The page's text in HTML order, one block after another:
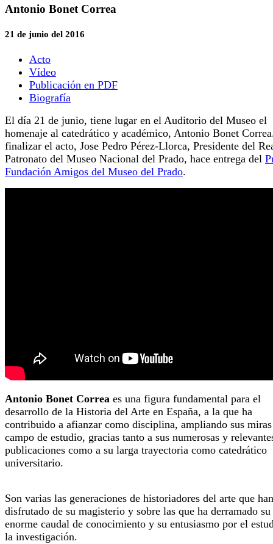
Antonio Bonet Correa
21 de junio del 2016
Acto
Vídeo
Publicación en PDF
Biografía
El día 21 de junio, tiene lugar en el Auditorio del Museo el
homenaje al catedrático y académico, Antonio Bonet
finalizar el acto, Jose Pedro Pérez-Llorca, Presidente del
Patronato del Museo Nacional del Prado, hace entrega del
Fundación Amigos del Museo del Prado.
Antonio Bonet Correa es una figura fundamental para el
desarrollo de la Historia del Arte en España, a la que ha
contribuido a afianzar como disciplina, ampliando sus
campo de estudio, gracias tanto a sus numerosas y
publicaciones como a su larga trayectoria como catedrático
universitario.
Son varias las generaciones de historiadores del arte que han
disfrutado de su magisterio y sobre las que ha derramado su
enorme caudal de conocimiento y su entusiasmo por el
la investigación.